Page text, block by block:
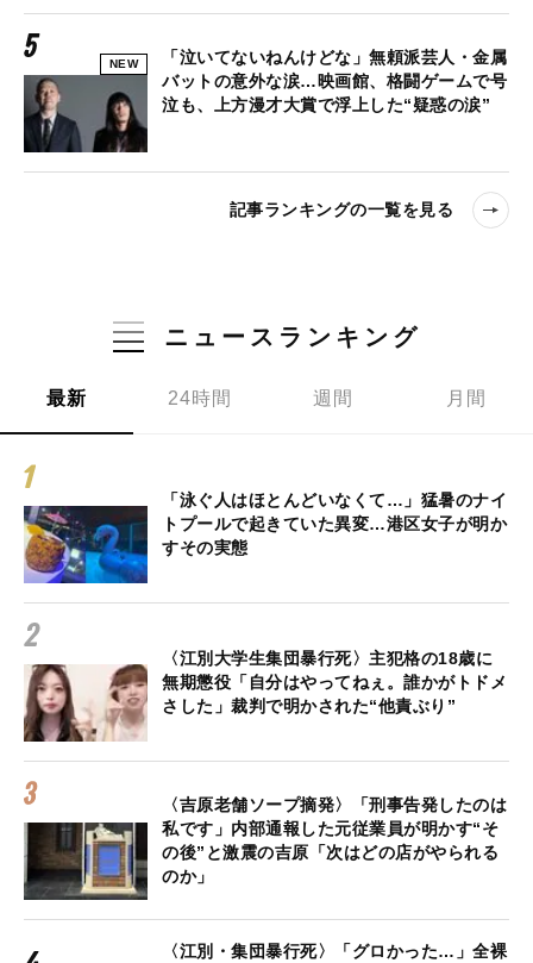
NEW
「泣いてないねんけどな」無頼派芸人・金属
バットの意外な涙…映画館、格闘ゲームで号
泣も、上方漫才大賞で浮上した“疑惑の涙”
記事ランキングの一覧を見る
ニュースランキング
最新 24時間 週間 月間
「泳ぐ人はほとんどいなくて…」猛暑のナイ
トプールで起きていた異変…港区女子が明か
すその実態
〈江別大学生集団暴行死〉主犯格の18歳に
無期懲役「自分はやってねぇ。誰かがトドメ
さした」裁判で明かされた“他責ぶり”
〈吉原老舗ソープ摘発〉「刑事告発したのは
私です」内部通報した元従業員が明かす“そ
の後”と激震の吉原「次はどの店がやられる
のか」
〈江別・集団暴行死〉「グロかった…」全裸